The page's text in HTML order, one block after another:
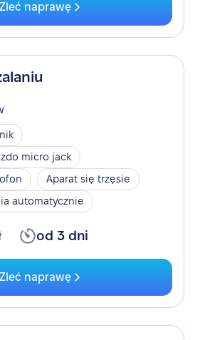
Zleć naprawę
micro jack
Aparat się trzęsie
automatycznie
od 3 dni
Zleć naprawę